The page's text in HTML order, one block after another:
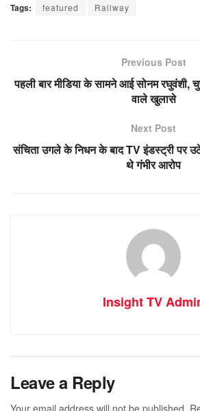
Tags: featured Railway
Previous Post
पहली बार मीडिया के सामने आई सोनम रघुवंशी,
वाले खुलासे
Next Post
संचिता उगले के निधन के बाद TV इंडस्ट्री पर
थे गंभीर आरोप
Insight TV
Leave a Reply
Your email address will not be published.